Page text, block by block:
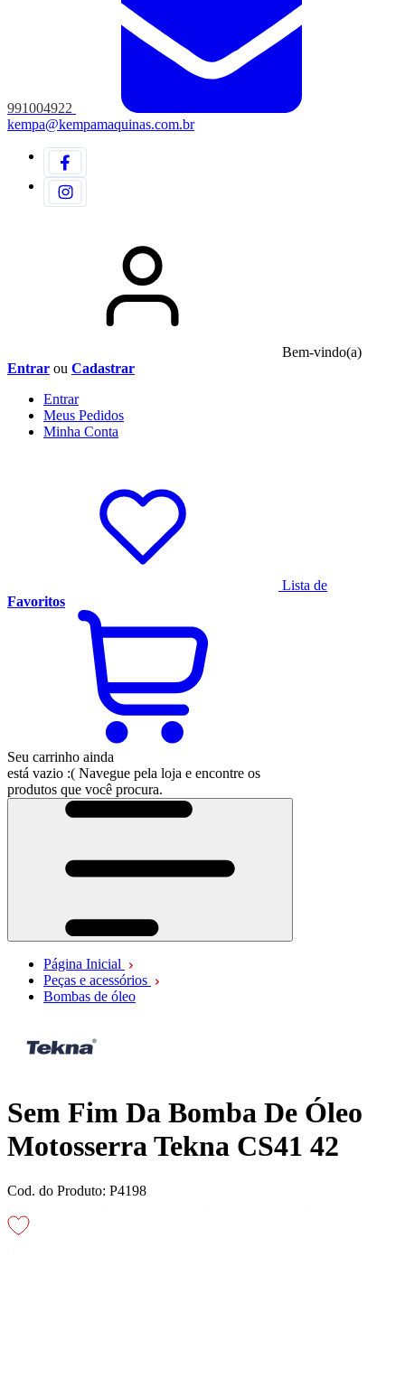
991004922
kempa@kempamaquinas.com.br
Bem-vindo(a)
Entrar ou Cadastrar
Entrar
Meus Pedidos
Minha Conta
Lista de
Favoritos
Seu carrinho ainda
está vazio :( Navegue pela loja e encontre os
produtos que você procura.
Página Inicial
Peças e acessórios
Bombas de óleo
Sem Fim Da Bomba De Óleo
Motosserra Tekna CS41 42
Cod. do Produto: P4198